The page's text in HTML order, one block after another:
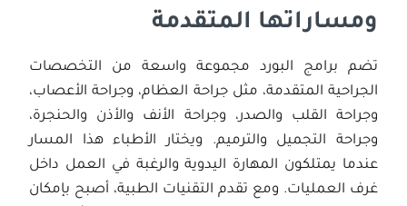
ومساراتها المتقدمة
تضم برامج البورد مجموعة واسعة من التخصصات
الجراحية المتقدمة، مثل جراحة العظام، وجراحة الأعصاب،
وجراحة القلب والصدر، وجراحة الأنف والأذن والحنجرة،
وجراحة التجميل والترميم. ويختار الأطباء هذا المسار
عندما يمتلكون المهارة اليدوية والرغبة في العمل داخل
غرف العمليات. ومع تقدم التقنيات الطبية، أصبح بإمكان